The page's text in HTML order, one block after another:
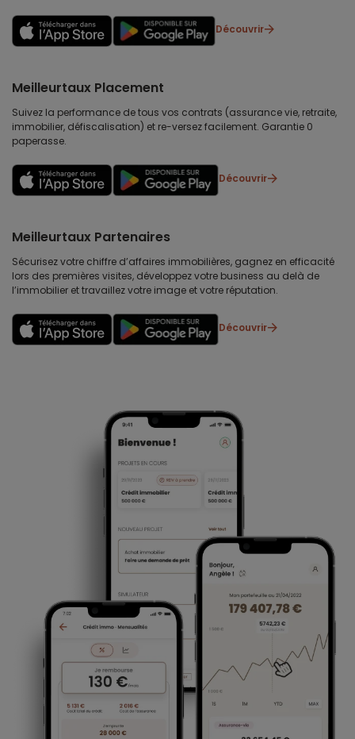
Découvrir
Meilleurtaux Placement
Suivez la performance de tous vos contrats (assurance vie, retraite,
immobilier, défiscalisation) et re-versez facilement. Garantie 0
paperasse.
Découvrir
Meilleurtaux Partenaires
Sécurisez votre chiffre d’affaires immobilières, gagnez en efficacité
lors des premières visites, développez votre business au delà de
l’immobilier et travaillez votre image et votre réputation.
Découvrir